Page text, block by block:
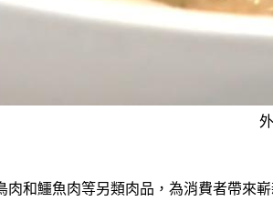
肉和鱷魚肉等另類肉品，為消費者帶來